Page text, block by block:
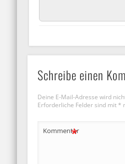
Schreibe einen
Deine E-Mail-Adresse wird
Erforderliche Felder sind mit *
Kommentar
*